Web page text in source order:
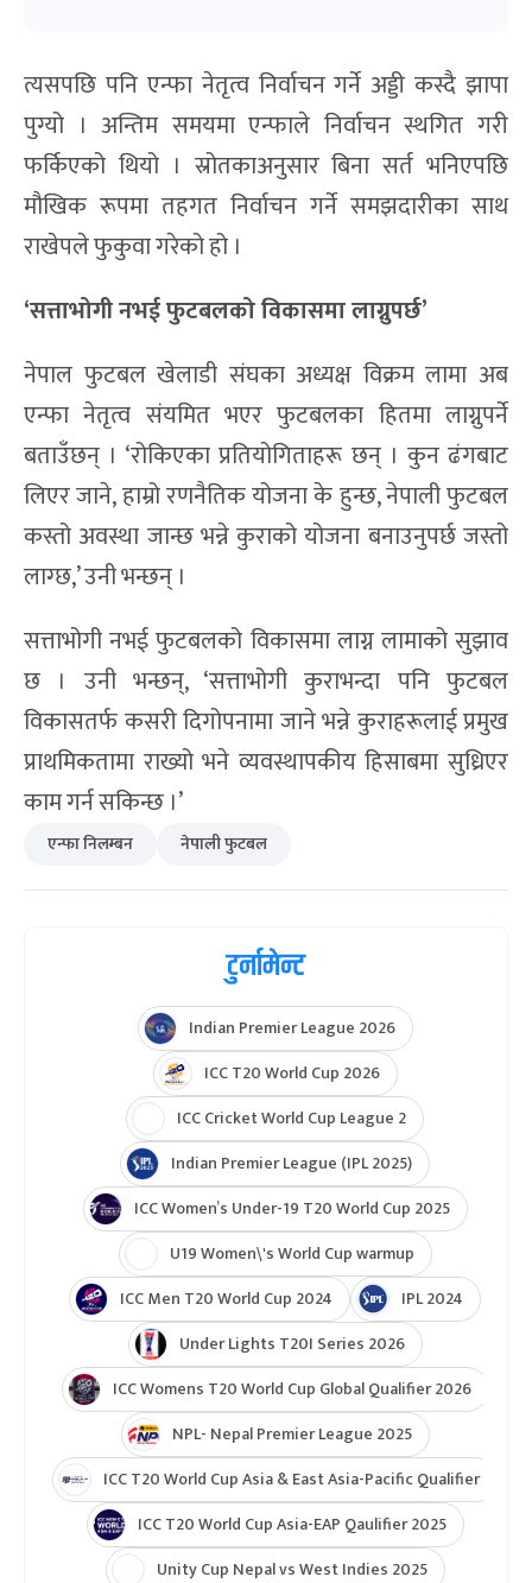
त्यसपछि पनि एन्फा नेतृत्व निर्वाचन गर्ने अड्डी कस्दै झापा
पुग्यो । अन्तिम समयमा एन्फाले निर्वाचन स्थगित गरी
फर्किएको थियो । स्रोतकाअनुसार बिना सर्त भनिएपछि
मौखिक रूपमा तहगत निर्वाचन गर्ने समझदारीका साथ
राखेपले फुकुवा गरेको हो ।
‘सत्ताभोगी नभई फुटबलको विकासमा लाग्नुपर्छ’
नेपाल फुटबल खेलाडी संघका अध्यक्ष विक्रम लामा अब
एन्फा नेतृत्व संयमित भएर फुटबलका हितमा लाग्नुपर्ने
बताउँछन् । ‘रोकिएका प्रतियोगिताहरू छन् । कुन ढंगबाट
लिएर जाने, हाम्रो रणनैतिक योजना के हुन्छ, नेपाली फुटबल
कस्तो अवस्था जान्छ भन्ने कुराको योजना बनाउनुपर्छ जस्तो
लाग्छ,’ उनी भन्छन् ।
सत्ताभोगी नभई फुटबलको विकासमा लाग्न लामाको सुझाव
छ । उनी भन्छन्, ‘सत्ताभोगी कुराभन्दा पनि फुटबल
विकासतर्फ कसरी दिगोपनामा जाने भन्ने कुराहरूलाई प्रमुख
प्राथमिकतामा राख्यो भने व्यवस्थापकीय हिसाबमा सुध्रिएर
काम गर्न सकिन्छ ।’
एन्फा निलम्बन नेपाली फुटबल
टुर्नामेन्ट
Indian Premier League 2026
ICC T20 World Cup 2026
ICC Cricket World Cup League 2
Indian Premier League (IPL 2025)
ICC Women’s Under-19 T20 World Cup 2025
U19 Women\'s World Cup warmup
ICC Men T20 World Cup 2024
IPL 2024
Under Lights T20I Series 2026
ICC Womens T20 World Cup Global Qualifier 2026
NPL- Nepal Premier League 2025
ICC T20 World Cup Asia & East Asia-Pacific Qualifier
ICC T20 World Cup Asia-EAP Qaulifier 2025
Unity Cup Nepal vs West Indies 2025